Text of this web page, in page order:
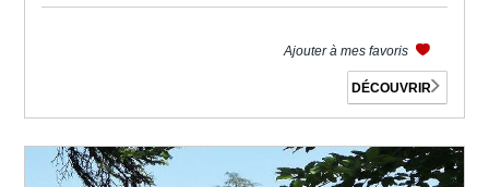
Ajouter à mes favoris
DÉCOUVRIR